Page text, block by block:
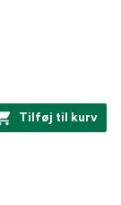
Tilføj til kurv